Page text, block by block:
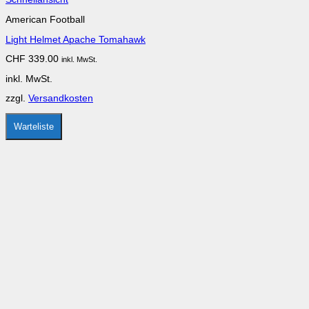
weist
Varianten
Die
können
der
Produktseite
gewählt
American Football
Light Helmet Apache Tomahawk
CHF 339.00 inkl. MwSt.
inkl. MwSt.
zzgl. Versandkosten
Warteliste